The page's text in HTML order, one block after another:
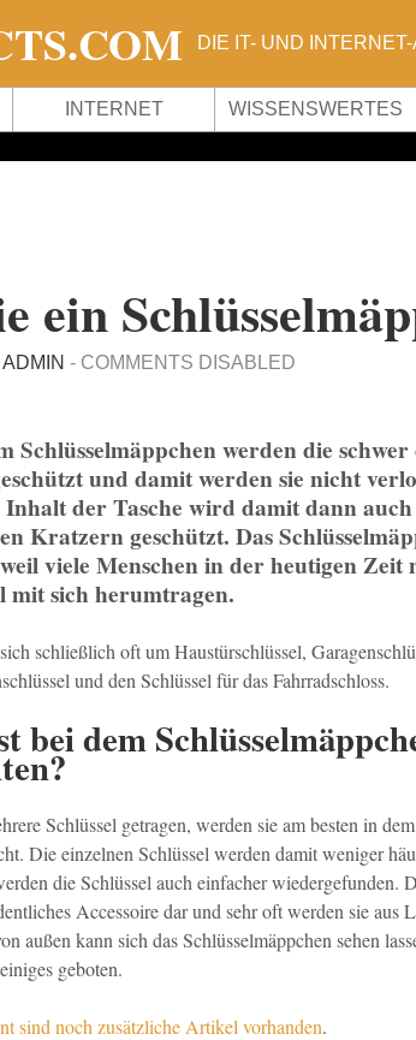
DIE IT- UND
INTERNET WISSENSWERTES
ein
ADMIN - COMMENTS DISABLED
Schlüsselmäppchen werden die
und damit werden sie nicht
Inhalt der Tasche wird damit dann
Kratzern geschützt. Das
viele Menschen in der heutigen Zeit
mit sich herumtragen.
schließlich oft um Haustürschlüssel,
und den Schlüssel für das Fahrradschloss.
bei dem
Schlüssel getragen, werden sie am besten in
Die einzelnen Schlüssel werden damit weniger
die Schlüssel auch einfacher wiedergefunden.
Accessoire dar und sehr oft werden sie aus
außen kann sich das Schlüsselmäppchen sehen
geboten.
sind noch zusätzliche Artikel vorhanden.